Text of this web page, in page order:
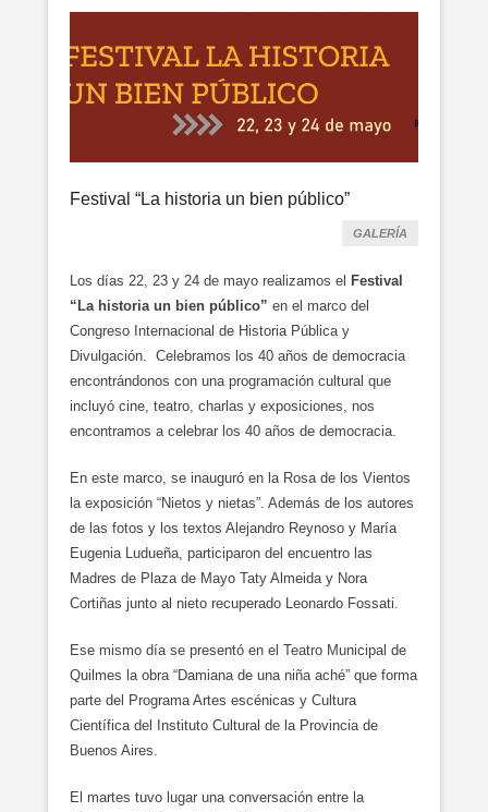
Festival “La historia un bien público”
GALERÍA
Los días 22, 23 y 24 de mayo realizamos el Festival
“La historia un bien público” en el marco del
Congreso Internacional de Historia Pública y
Divulgación. Celebramos los 40 años de democracia
encontrándonos con una programación cultural que
incluyó cine, teatro, charlas y exposiciones, nos
encontramos a celebrar los 40 años de democracia.
En este marco, se inauguró en la Rosa de los Vientos
la exposición “Nietos y nietas”. Además de los autores
de las fotos y los textos Alejandro Reynoso y María
Eugenia Ludueña, participaron del encuentro las
Madres de Plaza de Mayo Taty Almeida y Nora
Cortiñas junto al nieto recuperado Leonardo Fossati.
Ese mismo día se presentó en el Teatro Municipal de
Quilmes la obra “Damiana de una niña aché” que forma
parte del Programa Artes escénicas y Cultura
Científica del Instituto Cultural de la Provincia de
Buenos Aires.
El martes tuvo lugar una conversación entre la